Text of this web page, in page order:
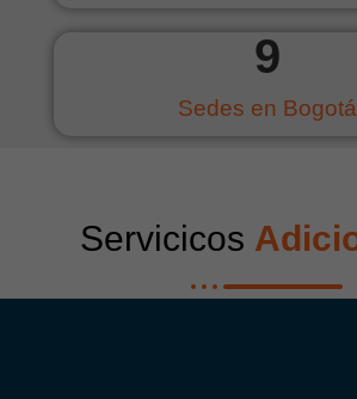
Sedes en Bogotá
9
Servicicos